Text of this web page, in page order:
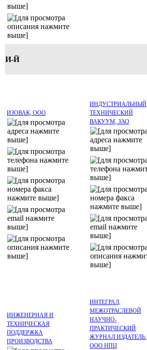
И-Й
ИЗОВАК, ООО
ИНДУСТРИАЛЬНЫЙ
ТЕХНИЧЕСКИЙ
ВАКУУМ, ЗАО
ИНЖЕНЕРНАЯ И
ТЕХНИЧЕСКАЯ
ПОДДЕРЖКА
ПРОИЗВОДСТВА
ИНТЕГРАЛ,
МЕЖОТРАСЛЕВОЙ
НАУЧНО-
ПРАКТИЧЕСКИЙ
ЖУРНАЛ ИЗДАТЕЛЬ:
ООО НПЦ